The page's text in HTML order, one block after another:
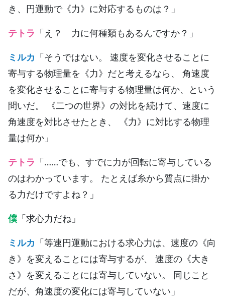
き、円運動で《力》に対応するものは？」
テトラ 「え？ 力に何種類もあるんですか？」
ミルカ 「そうではない。 速度を変化させることに
寄与する物理量を《力》だと考えるなら、 角速度
を変化させることに寄与する物理量は何か、という
問いだ。 《二つの世界》の対比を続けて、速度に
角速度を対比させたとき、 《力》に対比する物理
量は何か」
テトラ 「……でも、すでに力が回転に寄与している
のはわかっています。 たとえば糸から質点に掛か
る力だけですよね？」
僕 「求心力だね」
ミルカ 「等速円運動における求心力は、速度の《向
き》を変えることには寄与するが、 速度の《大き
さ》を変えることには寄与していない。 同じこと
だが、角速度の変化には寄与していない」